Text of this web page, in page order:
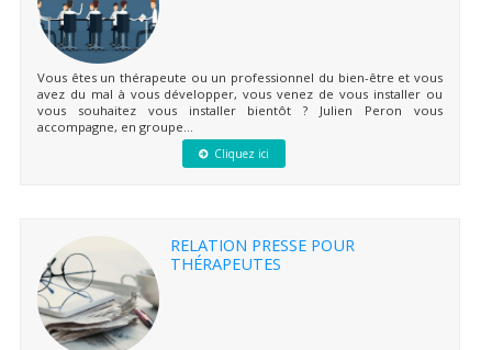
Vous êtes un thérapeute ou un professionnel du bien-être et vous
avez du mal à vous développer, vous venez de vous installer ou
vous souhaitez vous installer bientôt ? Julien Peron vous
accompagne, en groupe...
Cliquez ici
RELATION PRESSE POUR
THÉRAPEUTES